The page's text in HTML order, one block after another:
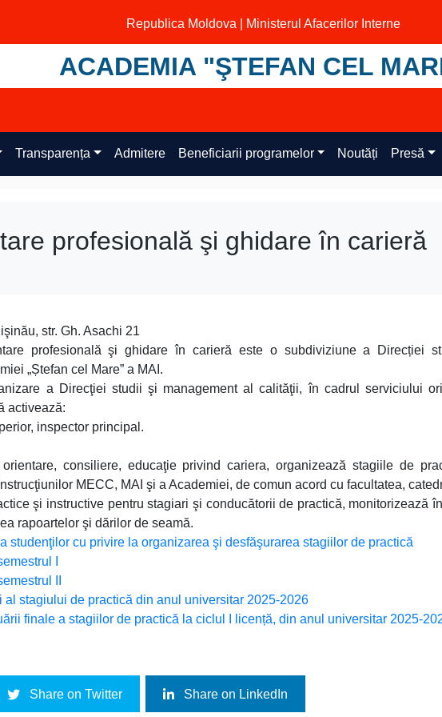
Republica Moldova | Ministerul Afacerilor Interne
ACADEMIA "ŞTEFAN CEL
Transparența Admitere Beneficiarii programelor Noutăți Presă
profesională şi ghidare în carieră
str. Gh. Asachi 21
profesională şi ghidare în carieră este o subdiviziune a Direcției
„Ștefan cel Mare” a MAI.
a Direcţiei studii şi management al calităţii, în cadrul serviciului
activează:
inspector principal.
consiliere, educaţie privind cariera, organizează stagiile de
MECC, MAI şi a Academiei, de comun acord cu facultatea,
şi instructive pentru stagiari şi conducătorii de practică, monitorizează
rapoartelor şi dărilor de seamă.
studenţilor cu privire la organizarea şi desfăşurarea stagiilor de practică
I
II
stagiului de practică din anul universitar 2025-2026
finale a stagiilor de practică la ciclul I licență, din anul universitar 2025-
Share on Twitter Share on LinkedIn